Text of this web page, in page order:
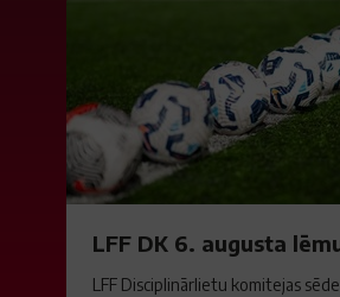
LFF DK 6. augusta
LFF Disciplinārlietu komitejas